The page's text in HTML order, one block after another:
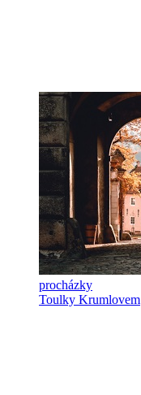
procházky
Toulky Krumlovem